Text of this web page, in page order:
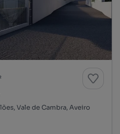
Vale de Cambra, Aveiro